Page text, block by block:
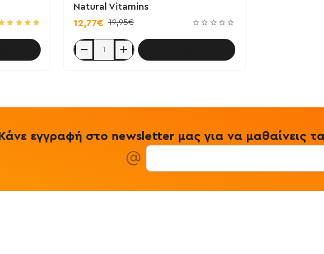
Natural Vitamins
12,77€ 19,95€
Natural
Fiber
Κάνε εγγραφή στο newsletter μας για να μαθαίνεις